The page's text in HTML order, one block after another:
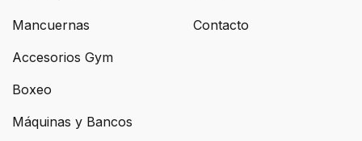
Mancuernas
Accesorios Gym
Boxeo
Máquinas y Bancos
Contacto